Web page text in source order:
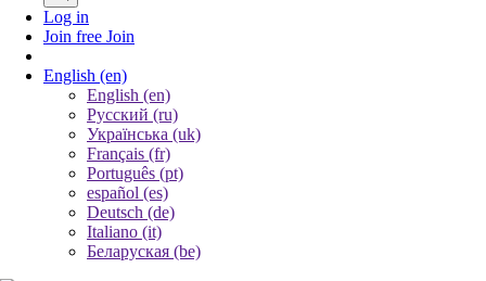
Log in
Join free Join
English (en)
English (en)
Русский (ru)
Українська (uk)
Français (fr)
Português (pt)
español (es)
Deutsch (de)
Italiano (it)
Беларуская (be)